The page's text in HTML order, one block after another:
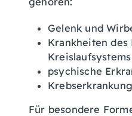
Gelenk­ und
Krankheiten
Kreislaufsystems
psychische
Für besondere